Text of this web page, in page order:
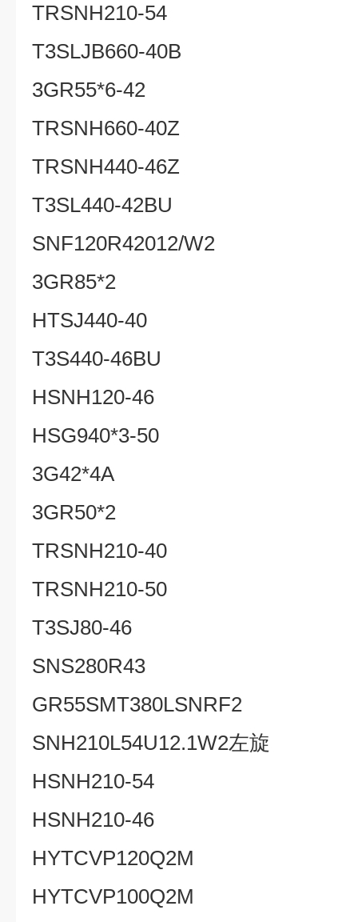
TRSNH210-54
T3SLJB660-40B
3GR55*6-42
TRSNH660-40Z
TRSNH440-46Z
T3SL440-42BU
SNF120R42012/W2
3GR85*2
HTSJ440-40
T3S440-46BU
HSNH120-46
HSG940*3-50
3G42*4A
3GR50*2
TRSNH210-40
TRSNH210-50
T3SJ80-46
SNS280R43
GR55SMT380LSNRF2
SNH210L54U12.1W2左旋
HSNH210-54
HSNH210-46
HYTCVP120Q2M
HYTCVP100Q2M